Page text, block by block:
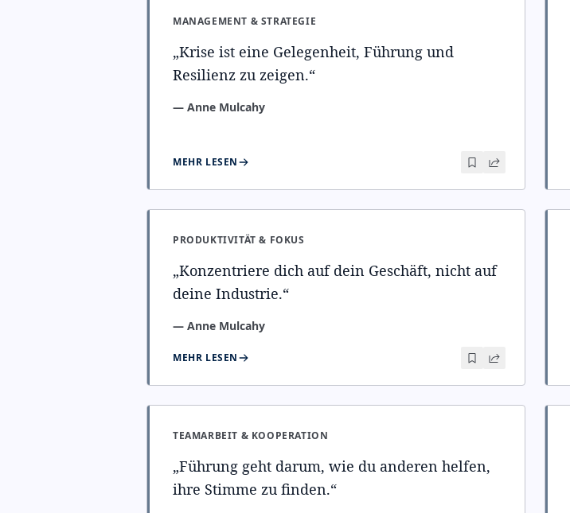
MANAGEMENT & STRATEGIE
„Krise ist eine Gelegenheit, Führung und
Resilienz zu zeigen.“
— Anne Mulcahy
MEHR LESEN
PRODUKTIVITÄT & FOKUS
„Konzentriere dich auf dein Geschäft, nicht auf
deine Industrie.“
— Anne Mulcahy
MEHR LESEN
TEAMARBEIT & KOOPERATION
„Führung geht darum, wie du anderen helfen,
ihre Stimme zu finden.“